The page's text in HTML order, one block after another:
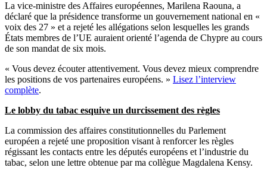
La vice-ministre des Affaires européennes, Marilena Raouna, a
déclaré que la présidence transforme un gouvernement national en «
voix des 27 » et a rejeté les allégations selon lesquelles les grands
États membres de l’UE auraient orienté l’agenda de Chypre au cours
de son mandat de six mois.
« Vous devez écouter attentivement. Vous devez mieux comprendre
les positions de vos partenaires européens. » Lisez l’interview
complète.
Le lobby du tabac esquive un durcissement des règles
La commission des affaires constitutionnelles du Parlement
européen a rejeté une proposition visant à renforcer les règles
régissant les contacts entre les députés européens et l’industrie du
tabac, selon une lettre obtenue par ma collègue Magdalena Kensy.